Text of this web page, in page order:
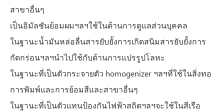
สาขาอื่นๆ
เป็นอิมัลชันย้อมผมฯลฯใช้ในด้านการดูแลส่วนบุคคล
ในฐานะน้ำมันหล่อลื่นสารยับยั้งการเกิดสนิมสารยับยั้งการ
กัดกร่อนฯลฯนำไปใช้กับด้านการแปรรูปโลหะ
ในฐานะที่เป็นตัวกระจายตัว homogenizer ฯลฯที่ใช้ในสิ่งทอ
การพิมพ์และการย้อมสีและสาขาอื่นๆ
ในฐานะที่เป็นตัวแทนป้องกันไฟฟ้าสถิตฯลฯจะใช้ในสีเรือ